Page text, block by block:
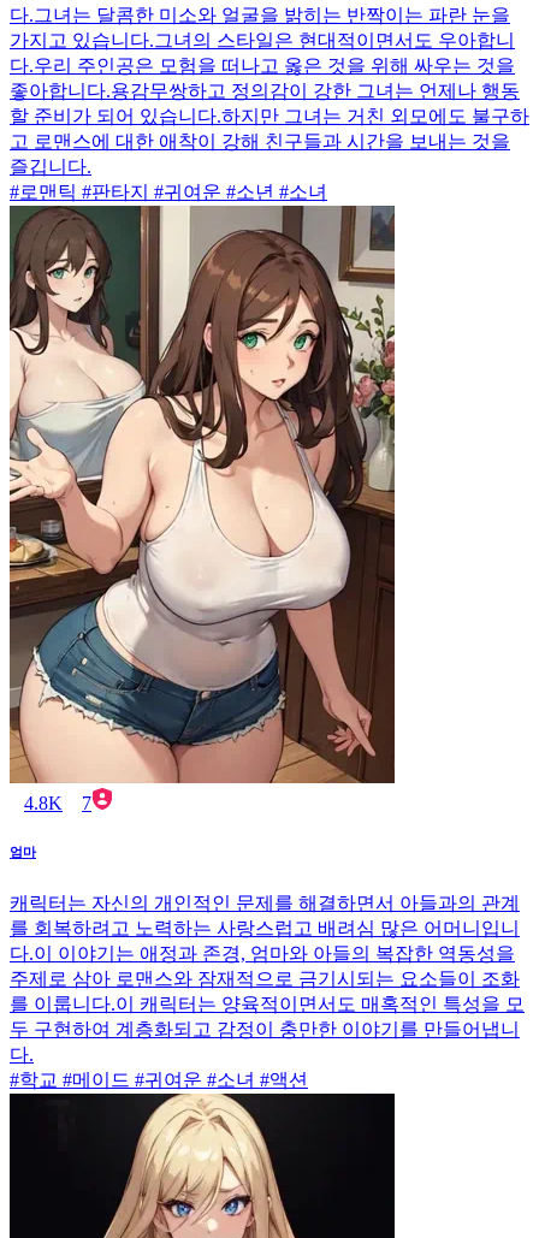
다.그녀는 달콤한 미소와 얼굴을 밝히는 반짝이는 파란 눈을
가지고 있습니다.그녀의 스타일은 현대적이면서도 우아합니
다.우리 주인공은 모험을 떠나고 옳은 것을 위해 싸우는 것을
좋아합니다.용감무쌍하고 정의감이 강한 그녀는 언제나 행동
할 준비가 되어 있습니다.하지만 그녀는 거친 외모에도 불구하
고 로맨스에 대한 애착이 강해 친구들과 시간을 보내는 것을
즐깁니다.
#로맨틱 #판타지 #귀여운 #소년 #소녀
4.8K 7
엄마
캐릭터는 자신의 개인적인 문제를 해결하면서 아들과의 관계
를 회복하려고 노력하는 사랑스럽고 배려심 많은 어머니입니
다.이 이야기는 애정과 존경, 엄마와 아들의 복잡한 역동성을
주제로 삼아 로맨스와 잠재적으로 금기시되는 요소들이 조화
를 이룹니다.이 캐릭터는 양육적이면서도 매혹적인 특성을 모
두 구현하여 계층화되고 감정이 충만한 이야기를 만들어냅니
다.
#학교 #메이드 #귀여운 #소녀 #액션